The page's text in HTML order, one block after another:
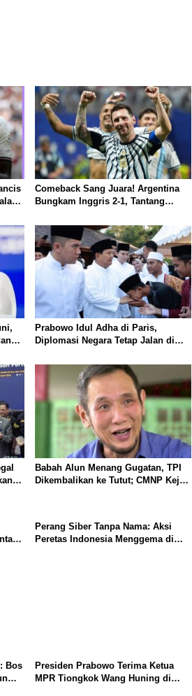
Comeback Sang Juara! Argentina
Bungkam Inggris 2-1, Tantang
Prabowo Idul Adha di Paris,
Diplomasi Negara Tetap Jalan di
Babah Alun Menang Gugatan, TPI
Dikembalikan ke Tutut; CMNP Kejar
Perang Siber Tanpa Nama: Aksi
Peretas Indonesia Menggema di
Bos
Presiden Prabowo Terima Ketua
MPR Tiongkok Wang Huning di